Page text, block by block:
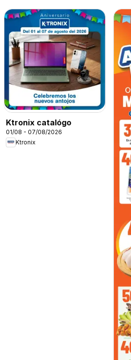
Ktronix catalógo
01/08 - 07/08/2026
Ktronix